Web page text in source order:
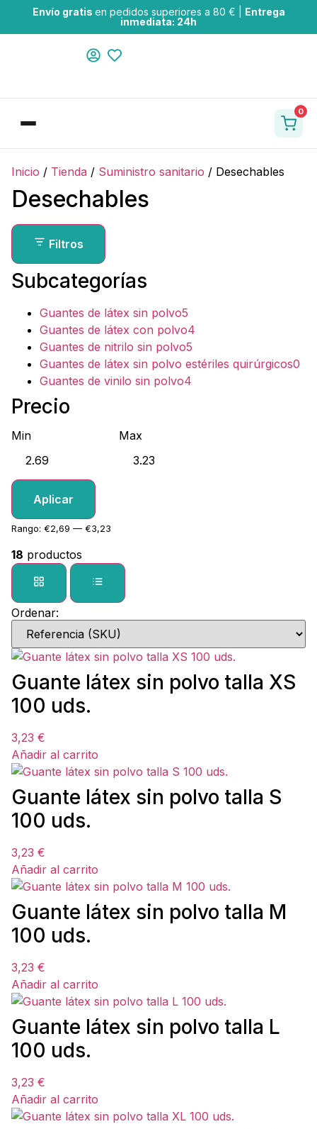
Envío gratis en pedidos superiores a 80 € | Entrega
inmediata: 24h
0
Inicio / Tienda / Suministro sanitario / Desechables
Desechables
Filtros
Subcategorías
Guantes de látex sin polvo5
Guantes de látex con polvo4
Guantes de nitrilo sin polvo5
Guantes de látex sin polvo estériles quirúrgicos0
Guantes de vinilo sin polvo4
Precio
Min Max
Aplicar
Rango: €2,69 — €3,23
18 productos
Ordenar:
Guante látex sin polvo talla XS
100 uds.
3,23 €
Añadir al carrito
Guante látex sin polvo talla S
100 uds.
3,23 €
Añadir al carrito
Guante látex sin polvo talla M
100 uds.
3,23 €
Añadir al carrito
Guante látex sin polvo talla L
100 uds.
3,23 €
Añadir al carrito